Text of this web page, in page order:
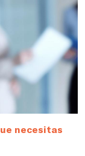
necesitas